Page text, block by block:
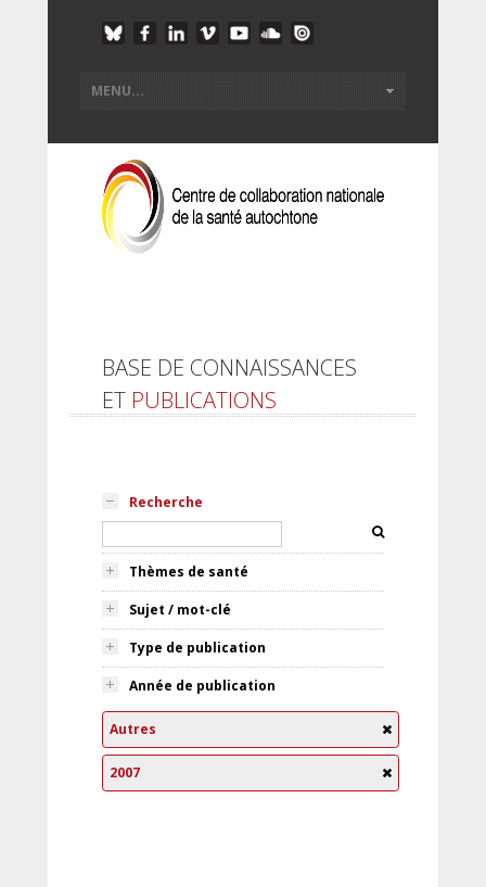
BASE DE CONNAISSANCES
ET PUBLICATIONS
Recherche
Thèmes de santé
Sujet / mot-clé
Type de publication
Année de publication
Autres
2007